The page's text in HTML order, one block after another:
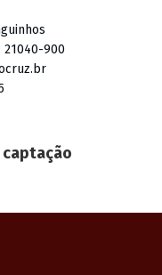
21040-900